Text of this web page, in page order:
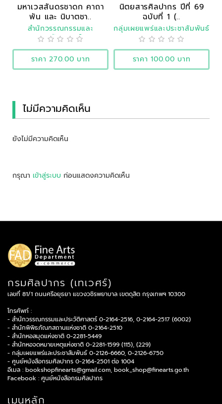
มหาเวสสันดรชาดก คาถา
พัน และ นิบาตชา..
สำนักวรรณกรรมและ
ประวัติศาสตร์
ราคา 270.00 บาท
นิตยสารศิลปากร ปีที่ 69
ฉบับที่ 1 (..
กลุ่มเผยแพร่และประชาสัมพันธ์
ราคา 100.00 บาท
ไม่มีความคิดเห็น
ยังไม่มีความคิดเห็น
กรุณา เข้าสู่ระบบ ก่อนแสดงความคิดเห็น
กรมศิลปากร (เทเวศร์)
เลขที่ 81/1 ถนนศรีอยุธยา แขวงวชิรพยาบาล เขตดุสิต กรุงเทพฯ 10300
โทรศัพท์ :
- สำนักวรรณกรรมและประวัติศาสตร์ 0-2164-2516, 0-2164-2517 (6002)
- สำนักพิพิธภัณฑสถานแห่งชาติ 0-2164-2510
- สำนักหอสมุดแห่งชาติ 0-2281-5449
- สำนักหอจดหมายเหตุแห่งชาติ 0-2281-1599 (115), (229)
- กลุ่มเผยแพร่และประชาสัมพันธ์ 0-2126-6660, 0-2126-6750
- ศูนย์หนังสือกรมศิลปากร 0-2164-2501 ต่อ 1004
อีเมล : bookshopfinearts@gmail.com, book_shop@finearts.go.th
Facebook : ศูนย์หนังสือกรมศิลปากร
เมนูหลัก